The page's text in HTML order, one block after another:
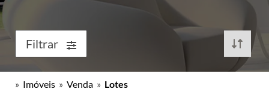
Filtrar
» Imóveis » Venda » Lotes